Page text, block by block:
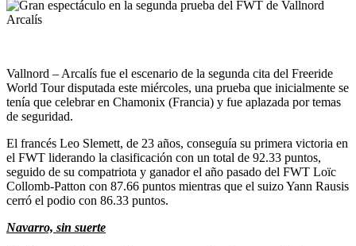
Vallnord – Arcalís fue el escenario de la segunda cita del Freeride
World Tour disputada este miércoles, una prueba que inicialmente se
tenía que celebrar en Chamonix (Francia) y fue aplazada por temas
de seguridad.
El francés Leo Slemett, de 23 años, conseguía su primera victoria en
el FWT liderando la clasificación con un total de 92.33 puntos,
seguido de su compatriota y ganador el año pasado del FWT Loïc
Collomb-Patton con 87.66 puntos mientras que el suizo Yann Rausis
cerró el podio con 86.33 puntos.
Navarro, sin suerte